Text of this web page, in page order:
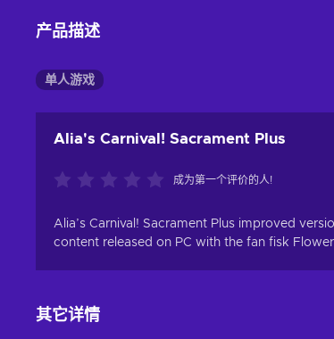
产品描述
单人游戏
Alia's Carnival! Sacrament Plus
成为第一个评价的人!
Alia’s Carnival! Sacrament Plus improved
content released on PC with the fan fisk
其它详情